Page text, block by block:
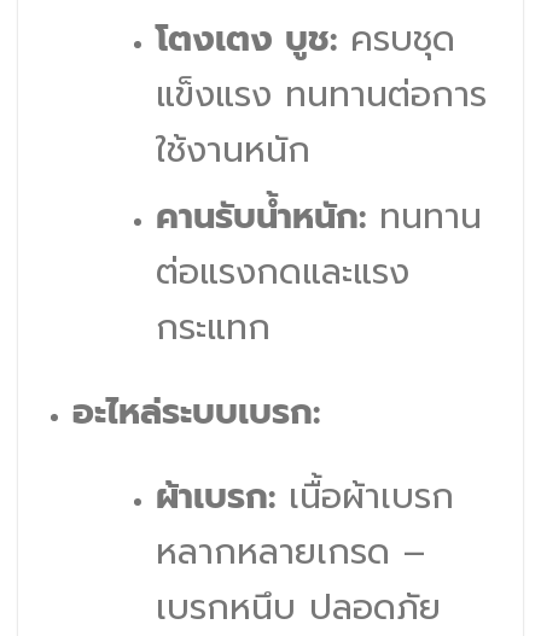
โตงเตง บูช:ครบชุด
แข็งแรง ทนทานต่อการ
ใช้งานหนัก
คานรับน้ำหนัก:ทนทาน
ต่อแรงกดและแรง
กระแทก
อะไหล่ระบบเบรก:
ผ้าเบรก:เนื้อผ้าเบรก
หลากหลายเกรด –
เบรกหนึบ ปลอดภัย